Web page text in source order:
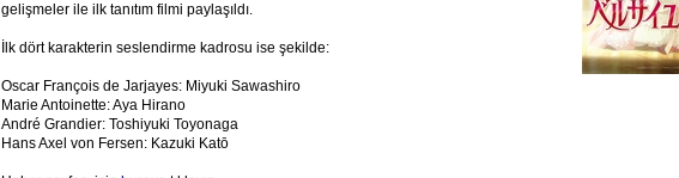
gelişmeler ile ilk tanıtım filmi paylaşıldı.
İlk dört karakterin seslendirme kadrosu ise şekilde:
Oscar François de Jarjayes: Miyuki Sawashiro
Marie Antoinette: Aya Hirano
André Grandier: Toshiyuki Toyonaga
Hans Axel von Fersen: Kazuki Katō